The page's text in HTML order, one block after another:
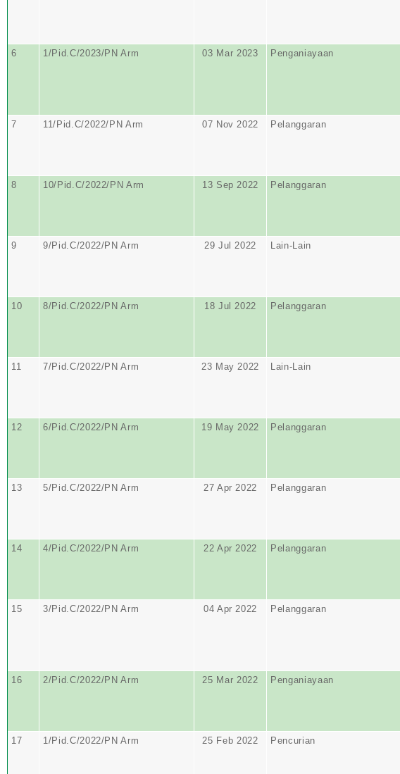
6 1/Pid.C/2023/PN Arm 03 Mar 2023 Penganiayaan
7 11/Pid.C/2022/PN Arm 07 Nov 2022 Pelanggaran
8 10/Pid.C/2022/PN Arm 13 Sep 2022 Pelanggaran
9 9/Pid.C/2022/PN Arm 29 Jul 2022 Lain-Lain
10 8/Pid.C/2022/PN Arm 18 Jul 2022 Pelanggaran
11 7/Pid.C/2022/PN Arm 23 May 2022 Lain-Lain
12 6/Pid.C/2022/PN Arm 19 May 2022 Pelanggaran
13 5/Pid.C/2022/PN Arm 27 Apr 2022 Pelanggaran
14 4/Pid.C/2022/PN Arm 22 Apr 2022 Pelanggaran
15 3/Pid.C/2022/PN Arm 04 Apr 2022 Pelanggaran
16 2/Pid.C/2022/PN Arm 25 Mar 2022 Penganiayaan
17 1/Pid.C/2022/PN Arm 25 Feb 2022 Pencurian